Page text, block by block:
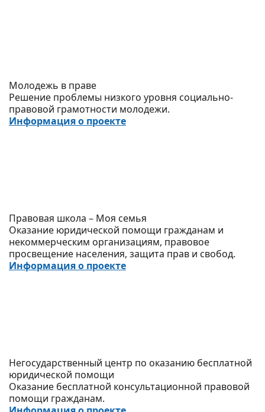
Молодежь в праве
Решение проблемы низкого уровня социально-
правовой грамотности молодежи.
Информация о проекте
Правовая школа – Моя семья
Оказание юридической помощи гражданам и
некоммерческим организациям, правовое
просвещение населения, защита прав и свобод.
Информация о проекте
Негосударственный центр по оказанию бесплатной
юридической помощи
Оказание бесплатной консультационной правовой
помощи гражданам.